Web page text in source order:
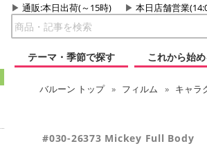
通販:本日出荷(～15時) 本日店舗営業
テーマ・季節で探す
これから始
バルーン トップ フィルム キャラ
#030-26373 Mickey Full Body